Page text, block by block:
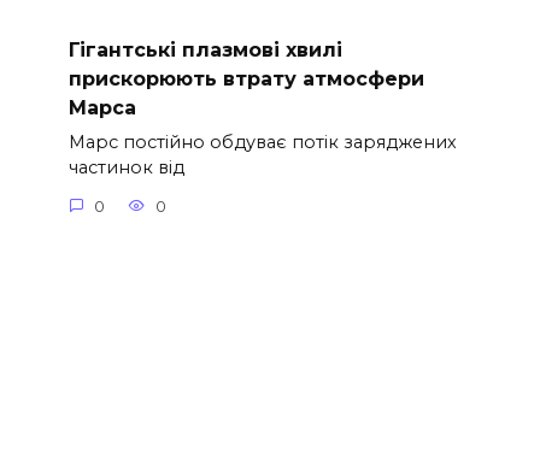
Гігантські плазмові хвилі
прискорюють втрату атмосфери
Марса
Марс постійно обдуває потік заряджених
частинок від
0 0